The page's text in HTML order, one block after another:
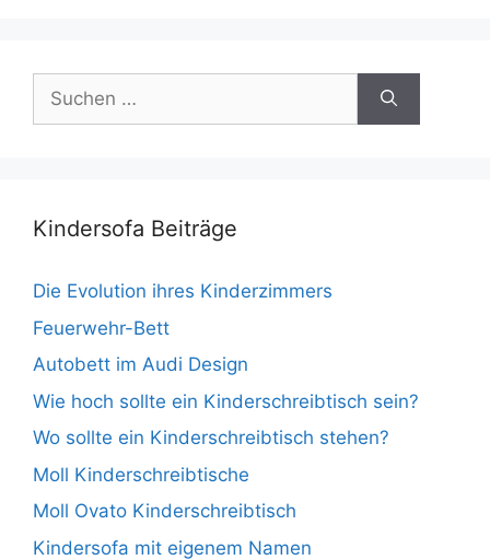
Suche
nach:
Kindersofa Beiträge
Die Evolution ihres Kinderzimmers
Feuerwehr-Bett
Autobett im Audi Design
Wie hoch sollte ein Kinderschreibtisch sein?
Wo sollte ein Kinderschreibtisch stehen?
Moll Kinderschreibtische
Moll Ovato Kinderschreibtisch
Kindersofa mit eigenem Namen